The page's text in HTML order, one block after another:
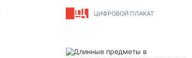
ЦИФРОВОЙ ПЛАКАТ
Длинные предметы в